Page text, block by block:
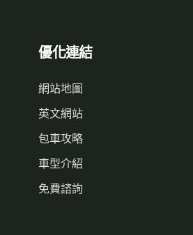
優化連結
網站地圖
英文網站
包車攻略
車型介紹
免費諮詢